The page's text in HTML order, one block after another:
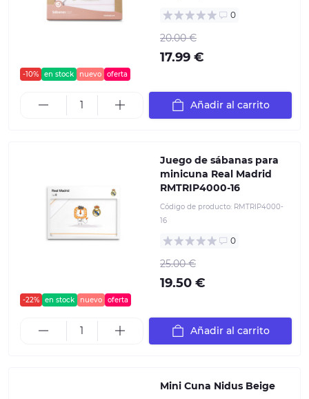
-10% en stock nuevo oferta
0
20.00 €
17.99 €
Añadir al carrito
-22% en stock nuevo oferta
Juego de sábanas para
minicuna Real Madrid
RMTRIP4000-16
Código de producto: RMTRIP4000-
16
0
25.00 €
19.50 €
Añadir al carrito
Mini Cuna Nidus Beige